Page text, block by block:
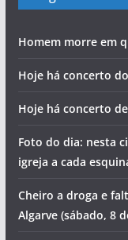
Homem morre em
Hoje há concerto
Hoje há concerto
Foto do dia: nesta
igreja a cada
Cheiro a droga e
Algarve (sábado, 8